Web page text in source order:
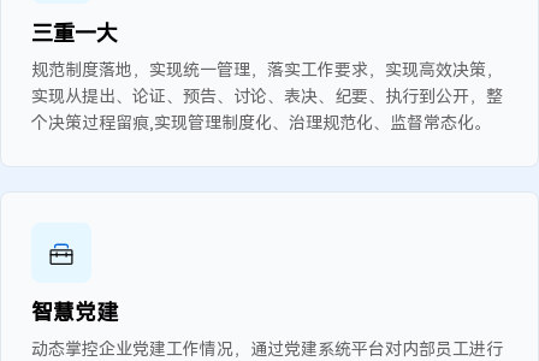
三重一大
规范制度落地，实现统一管理，落实工作要求，实现高效决策，
实现从提出、论证、预告、讨论、表决、纪要、执行到公开，整
个决策过程留痕,实现管理制度化、治理规范化、监督常态化。
智慧党建
动态掌控企业党建工作情况，通过党建系统平台对内部员工进行